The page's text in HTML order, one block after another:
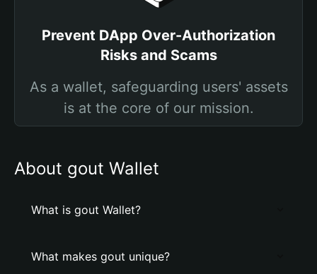
Prevent DApp Over-Authorization
Risks and Scams
As a wallet, safeguarding users' assets
is at the core of our mission.
About gout Wallet
What is gout Wallet?
What makes gout unique?